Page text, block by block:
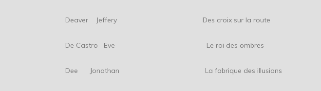
Deaver Jeffery Des croix sur la route
De Castro Eve Le roi des ombres
Dee Jonathan La fabrique des illusions